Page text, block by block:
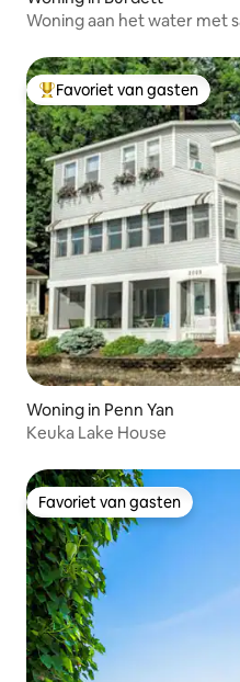
Woning aan het water met
Topfavoriet van gasten
Favoriet van gasten
Woning in Penn Yan
Keuka Lake House
Favoriet van gasten
Favoriet van gasten